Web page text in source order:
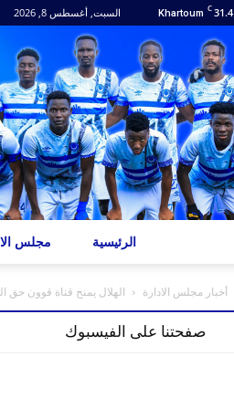
31.4
C
Khartoum السبت, أغسطس 8, 2026
مجلس الرئيسية
أخبار مجلس الادارة الهلال يمنح قناة قوون حق
صفحتنا على الفيسبوك